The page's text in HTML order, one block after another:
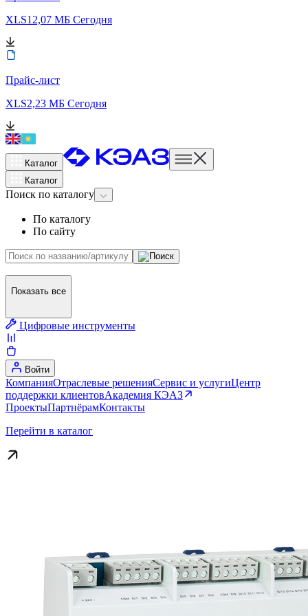
XLS12,07 МБ Сегодня
Прайс-лист
XLS2,23 МБ Сегодня
Каталог
Каталог
Поиск по каталогу
По каталогу
По сайту
Показать все
Цифровые инструменты
Войти
КомпанияОтраслевые решенияСервис и услугиЦентр
поддержки клиентовАкадемия КЭАЗ
ПроектыПартнёрамКонтакты
Перейти в каталог